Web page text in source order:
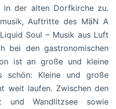
in der alten Dorfkirche zu.
Auftritte des MäN A
Soul – Musik aus Luft
bei den gastronomischen
ist an große und kleine
schön: Kleine und große
weit laufen. Zwischen den
und Wandlitzsee sowie